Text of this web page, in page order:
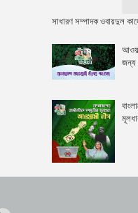
সাধারণ সম্পাদক ওবায়দুল
জন্য